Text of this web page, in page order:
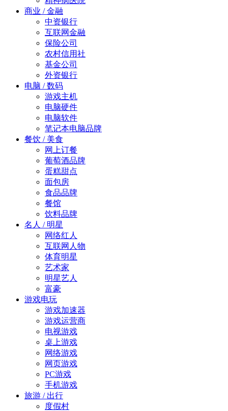
商业 / 金融
中资银行
互联网金融
保险公司
农村信用社
基金公司
外资银行
电脑 / 数码
游戏主机
电脑硬件
电脑软件
笔记本电脑品牌
餐饮 / 美食
网上订餐
葡萄酒品牌
蛋糕甜点
面包房
食品品牌
餐馆
饮料品牌
名人 / 明星
网络红人
互联网人物
体育明星
艺术家
明星艺人
富豪
游戏电玩
游戏加速器
游戏运营商
电视游戏
桌上游戏
网络游戏
网页游戏
PC游戏
手机游戏
旅游 / 出行
度假村